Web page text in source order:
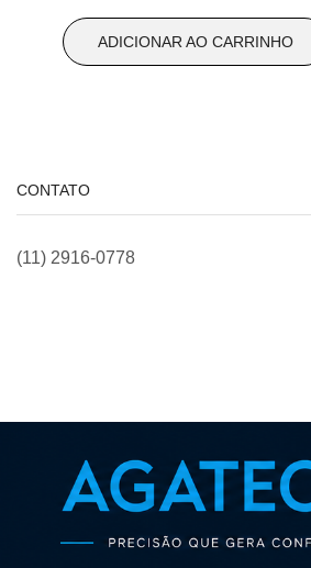
original
atual
ADICIONAR AO CARRINHO
CONTATO
(11) 2916-0778